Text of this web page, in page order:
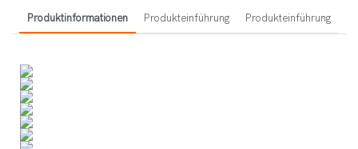
Produktinformationen Produkteinführung Produkteinführung